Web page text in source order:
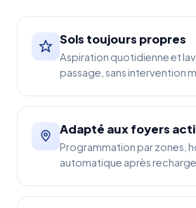
Sols toujours propres
Aspiration quotidienne et
passage, sans intervention
Adapté aux foyers
Programmation par zones,
automatique après recharge.